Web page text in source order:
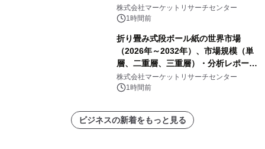
分析レポートを発表
株式会社マーケットリサーチセンター
1時間前
折り畳み式段ボール紙の世界市場
（2026年～2032年）、市場規模（単
層、二重層、三重層）・分析レポート
を発表
株式会社マーケットリサーチセンター
1時間前
ビジネスの新着をもっと見る